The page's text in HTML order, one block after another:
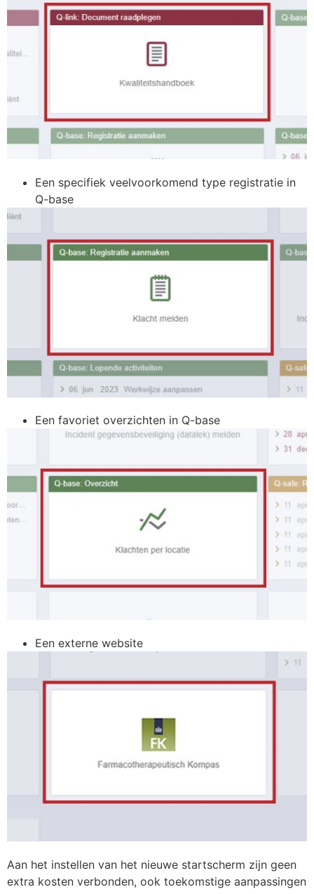
Een specifiek veelvoorkomend type registratie in
Q-base
Een favoriet overzichten in Q-base
Een externe website
Aan het instellen van het nieuwe startscherm zijn geen
extra kosten verbonden, ook toekomstige aanpassingen